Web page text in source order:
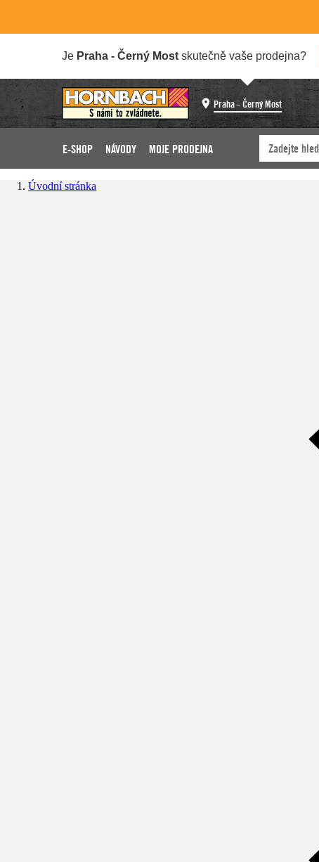
Je Praha - Černý Most skutečně vaše prodejna?
Praha - Černý Most
E-SHOP NÁVODY MOJE PRODEJNA
Úvodní stránka